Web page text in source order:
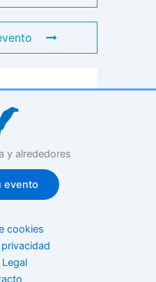
y alrededores
evento
cookies